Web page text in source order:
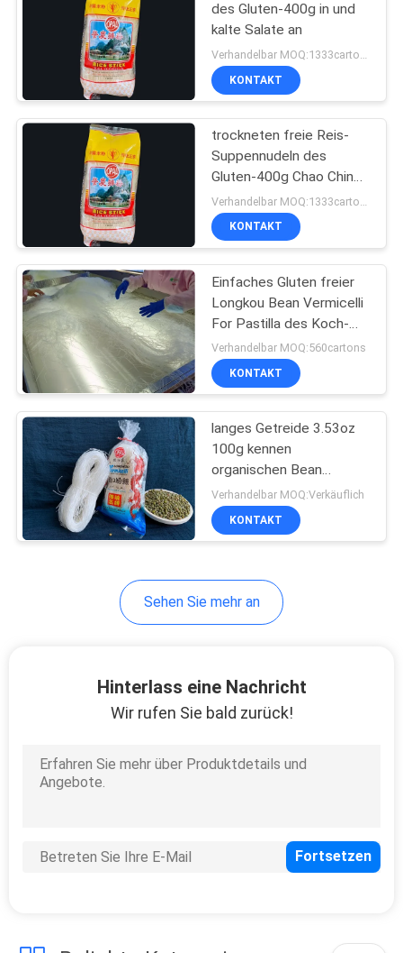
des Gluten-400g in und
kalte Salate an
KONTAKT
trockneten freie Reis-
Suppennudeln des
Gluten-400g Chao Ching
Rice Stick
KONTAKT
Einfaches Gluten freier
Longkou Bean Vermicelli
For Pastilla des Koch-
250g
Verhandelbar MOQ:560cartons
KONTAKT
langes Getreide 3.53oz
100g kennen
organischen Bean
Vermicelli Pasta
Verhandelbar MOQ:Verkäuflich
KONTAKT
Sehen Sie mehr an
Hinterlass eine Nachricht
Wir rufen Sie bald zurück!